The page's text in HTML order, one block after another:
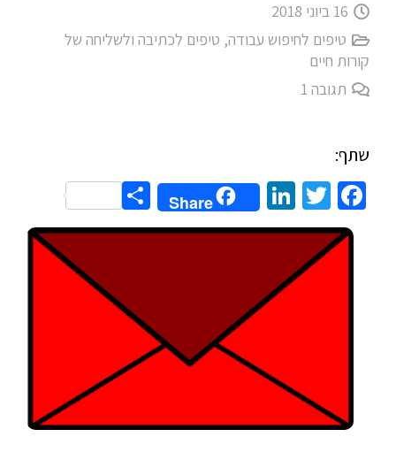
16 ביוני 2018
טיפים לחיפוש עבודה, טיפים לכתיבה ולשליחה של
קורות חיים
תגובה
שתף:
Facebook
Twitter
LinkedIn
Share
Share